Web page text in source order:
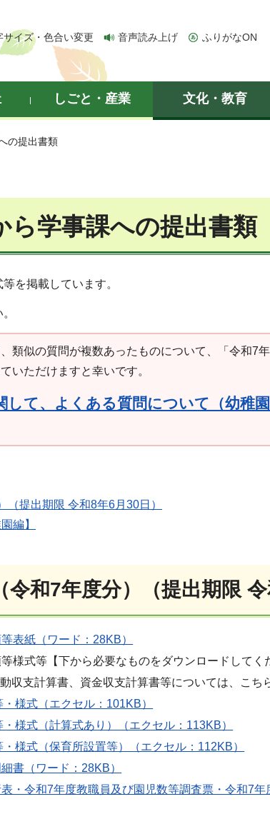
サイズ・色合い変更 音声読み上げ ふりがなON
しごと・産業 文化・教育
の提出書類
ら学事課への提出書類
を掲載しています。
類似の質問が複数あったものについて、「令和7
いただけますと幸いです。
して、よくある質問について（幼稚
提出期限 令和8年6月30日）
編】
令和7年度分）（提出期限 令
表紙（ワード：28KB）
様式等【下から必要なものをダウンロードしてく
支計算書、資金収支計算書等については、こち
様式（エクセル：101KB）
様式（計算式あり）（エクセル：113KB）
様式（保育所設置等）（エクセル：112KB）
書（ワード：28KB）
・令和7年度教職員及び園児数等調査票・令和7